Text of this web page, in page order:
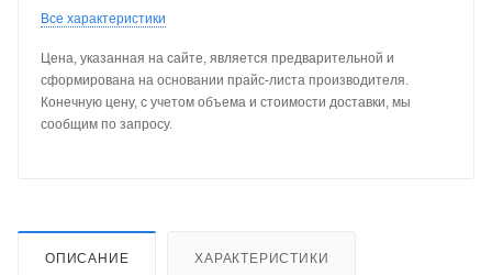
Все характеристики
Цена, указанная на сайте, является предварительной и
сформирована на основании прайс-листа производителя.
Конечную цену, с учетом объема и стоимости доставки, мы
сообщим по запросу.
ОПИСАНИЕ ХАРАКТЕРИСТИКИ